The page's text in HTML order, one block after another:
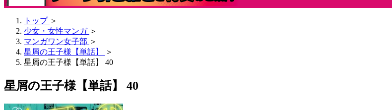
トップ ＞
少女・女性マンガ ＞
マンガワン女子部 ＞
星屑の王子様【単話】
＞
星屑の王子様【単話】 40
星屑の王子様【単話】 40